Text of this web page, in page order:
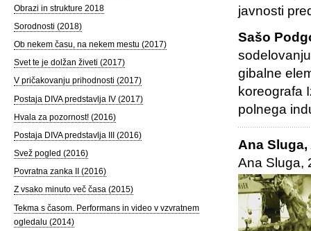
javnosti
Sašo
gibalne
koreografa
polnega
Ana Sluga,
Ana Sluga,
Obrazi in strukture 2018
Sorodnosti (2018)
Ob nekem času, na nekem mestu (2017)
Svet te je dolžan živeti (2017)
V pričakovanju prihodnosti (2017)
Postaja DIVA predstavlja IV (2017)
Hvala za pozornost! (2016)
Postaja DIVA predstavlja III (2016)
Svež pogled (2016)
Povratna zanka II (2016)
Z vsako minuto več časa (2015)
Tekma s časom. Performans in video v vzvratnem
ogledalu (2014)